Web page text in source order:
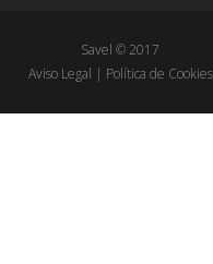
Savel © 2017
Aviso Legal | Política de Cookies